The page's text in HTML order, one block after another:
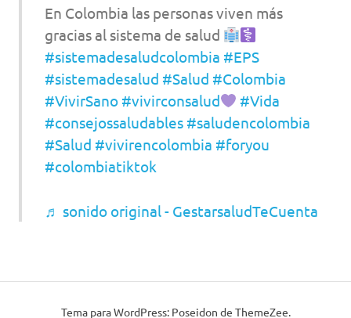
En Colombia las personas viven más
gracias al sistema de salud
#sistemadesaludcolombia #EPS
#sistemadesalud #Salud #Colombia
#VivirSano #vivirconsalud
#Vida
#consejossaludables #saludencolombia
#Salud #vivirencolombia #foryou
#colombiatiktok
♬ sonido original - GestarsaludTeCuenta
Tema para WordPress: Poseidon de ThemeZee.